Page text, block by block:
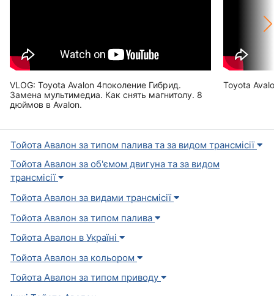
VLOG: Toyota Avalon 4поколение Гибрид.
Замена мультимедиа. Как снять магнитолу. 8
дюймов в Avalon.
Toyota
Тойота Авалон за типом палива та за видом трансмісії
Тойота Авалон за об'ємом двигуна та за видом
трансмісії
Тойота Авалон за видами трансмісії
Тойота Авалон за типом палива
Тойота Авалон в Україні
Тойота Авалон за кольором
Тойота Авалон за типом приводу